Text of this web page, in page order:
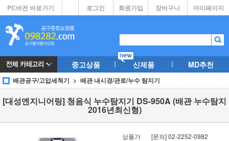
PC버전 바로가기 마이페이지
장바구니
회원가입
로그인
중고상품 신제품 MD추천
배관공구/고압세척기 배관 내시경/관로/누수 탐지기
[대성엔지니어링] 청음식 누수탐지기 DS-950A (배관 누수탐지
2016년최신형)
상품가
[문의] 02-2252-0982